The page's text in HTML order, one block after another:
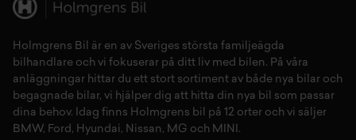
Holmgrens Bil är en av Sveriges största familjeägda
bilhandlare och vi fokuserar på ditt liv med bilen. På våra
anläggningar hittar du ett stort sortiment av både nya bilar och
begagnade bilar, vi hjälper dig att hitta din nya bil som passar
dina behov. Idag finns Holmgrens bil på 12 orter och vi säljer
BMW, Ford, Hyundai, Nissan , MG och MINI.